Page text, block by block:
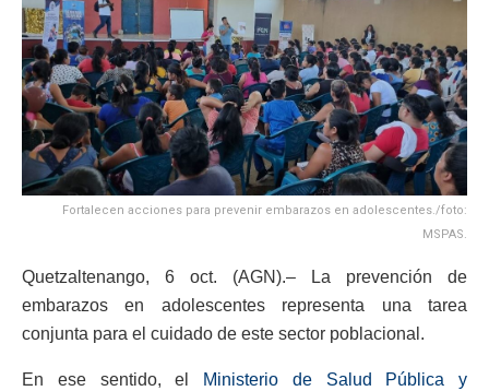
Fortalecen acciones para prevenir embarazos en adolescentes./foto:
MSPAS.
Quetzaltenango, 6 oct. (AGN).– La prevención de
embarazos en adolescentes representa una tarea
conjunta para el cuidado de este sector poblacional.
En ese sentido, el
Ministerio de Salud Pública y